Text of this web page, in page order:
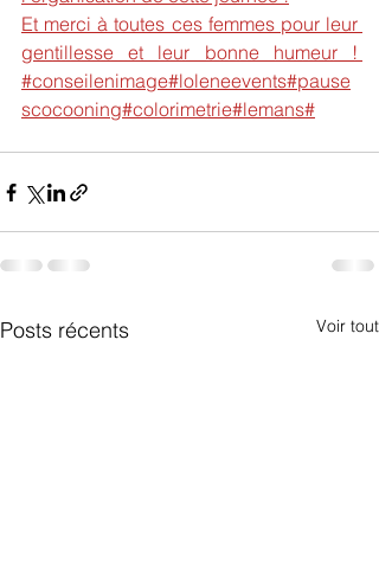
Et merci à toutes ces femmes pour leur
gentillesse et leur bonne humeur !
#conseilenimage#loleneevents#pause
scocooning#colorimetrie#lemans#
Posts récents Voir tout